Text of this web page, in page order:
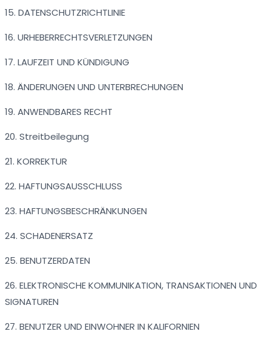
15. DATENSCHUTZRICHTLINIE
16. URHEBERRECHTSVERLETZUNGEN
17. LAUFZEIT UND KÜNDIGUNG
18. ÄNDERUNGEN UND UNTERBRECHUNGEN
19. ANWENDBARES RECHT
20. Streitbeilegung
21. KORREKTUR
22. HAFTUNGSAUSSCHLUSS
23. HAFTUNGSBESCHRÄNKUNGEN
24. SCHADENERSATZ
25. BENUTZERDATEN
26. ELEKTRONISCHE KOMMUNIKATION, TRANSAKTIONEN UND
SIGNATUREN
27. BENUTZER UND EINWOHNER IN KALIFORNIEN